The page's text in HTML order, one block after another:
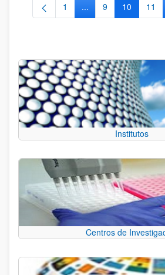
Página
1 ...Páginas intermedias
Página
9 Página
10 11
Institutos
Centros de